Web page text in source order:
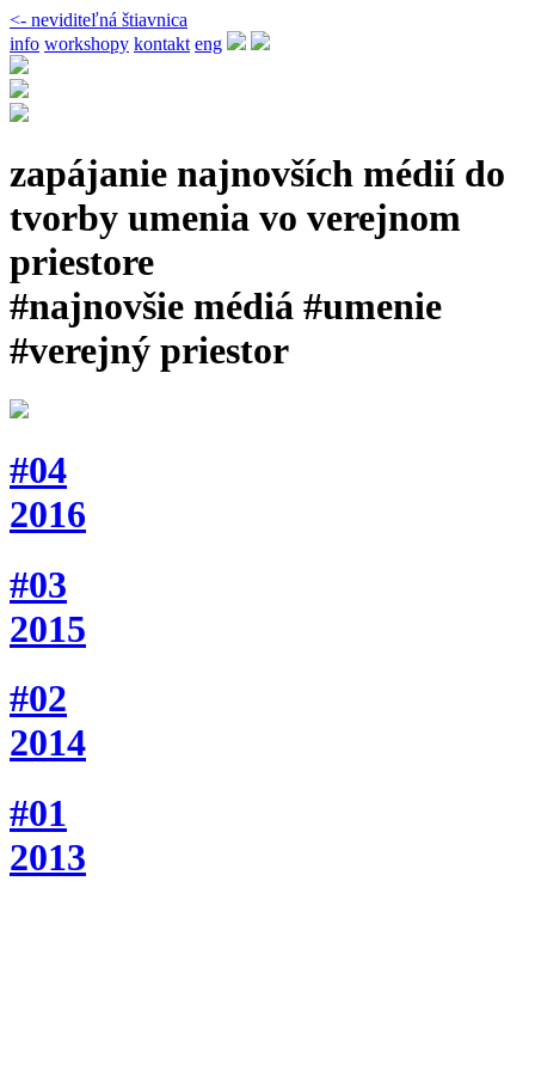
<- neviditeľná štiavnica
info workshopy kontakt eng
zapájanie najnovších médií do
tvorby umenia vo verejnom
priestore
#najnovšie médiá #umenie
#verejný priestor
#04
2016
#03
2015
#02
2014
#01
2013